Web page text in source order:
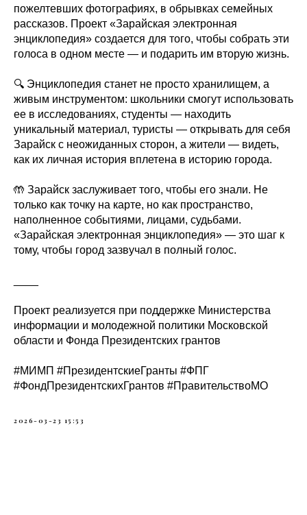
пожелтевших фотографиях, в обрывках семейных
рассказов. Проект «Зарайская электронная
энциклопедия» создается для того, чтобы собрать эти
голоса в одном месте — и подарить им вторую жизнь.
🔍 Энциклопедия станет не просто хранилищем, а
живым инструментом: школьники смогут использовать
ее в исследованиях, студенты — находить
уникальный материал, туристы — открывать для себя
Зарайск с неожиданных сторон, а жители — видеть,
как их личная история вплетена в историю города.
🤲 Зарайск заслуживает того, чтобы его знали. Не
только как точку на карте, но как пространство,
наполненное событиями, лицами, судьбами.
«Зарайская электронная энциклопедия» — это шаг к
тому, чтобы город зазвучал в полный голос.
Проект реализуется при поддержке Министерства
информации и молодежной политики Московской
области и Фонда Президентских грантов
#МИМП #ПрезидентскиеГранты #ФПГ
#ФондПрезидентскихГрантов #ПравительствоМО
2026-03-23 15:53